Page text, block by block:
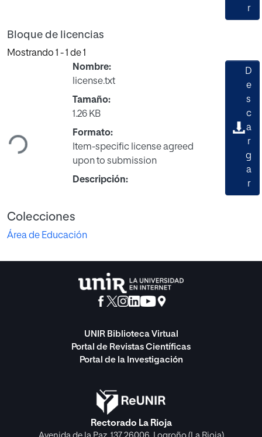
r
Bloque de licencias
Mostrando 1 - 1 de 1
Cargando...
Nombre:
license.txt
Tamaño:
1.26 KB
Formato:
Item-specific license agreed
upon to submission
Descripción:
D
e
s
c
a
r
g
a
r
Colecciones
Área de Educación
UNIR Biblioteca Virtual
Portal de Revistas Científicas
Portal de la Investigación
Rectorado La Rioja